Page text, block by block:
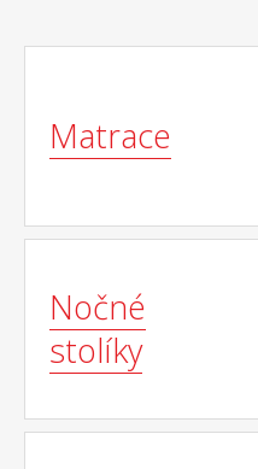
Matrace
Nočné
stolíky